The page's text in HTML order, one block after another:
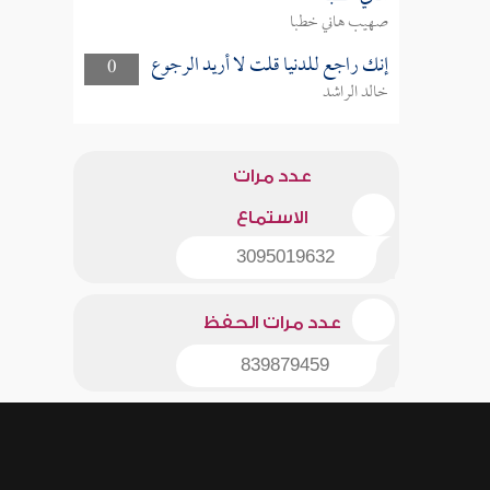
صهيب هاني خطبا
0
إنك راجع للدنيا قلت لا أريد الرجوع
خالد الراشد
عدد مرات
الاستماع
3095019632
عدد مرات الحفظ
839879459